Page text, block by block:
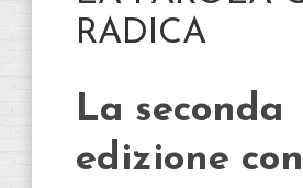
RADICA
La seconda
edizione